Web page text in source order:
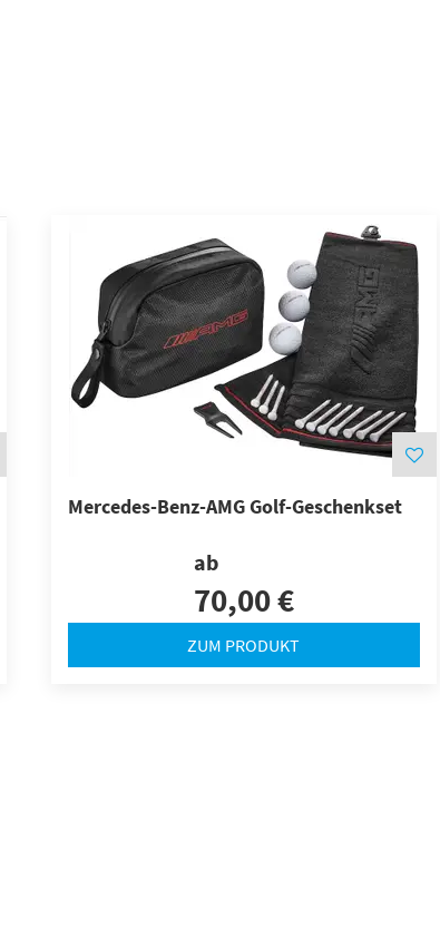
Mercedes-Benz-AMG Golf-Geschenkset
ab
70,00 €
ZUM PRODUKT